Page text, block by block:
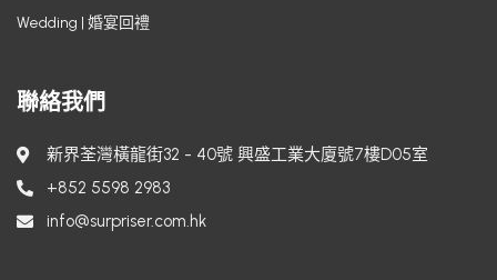
Wedding | 婚宴回禮
聯絡我們
新界荃灣橫龍街32 - 40號 興盛工業大廈號7樓D05室
+852 5598 2983
info@surpriser.com.hk